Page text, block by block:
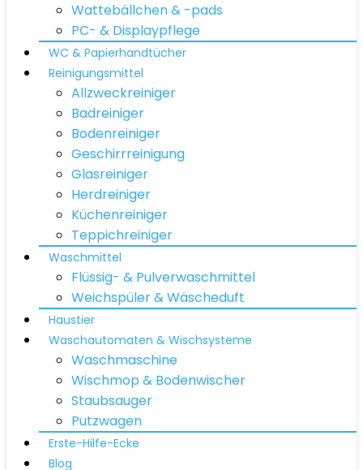
Wattebällchen & -pads
PC- & Displaypflege
WC & Papierhandtücher
Reinigungsmittel
Allzweckreiniger
Badreiniger
Bodenreiniger
Geschirrreinigung
Glasreiniger
Herdreiniger
Küchenreiniger
Teppichreiniger
Waschmittel
Flüssig- & Pulverwaschmittel
Weichspüler & Wäscheduft
Haustier
Waschautomaten & Wischsysteme
Waschmaschine
Wischmop & Bodenwischer
Staubsauger
Putzwagen
Erste-Hilfe-Ecke
Blog